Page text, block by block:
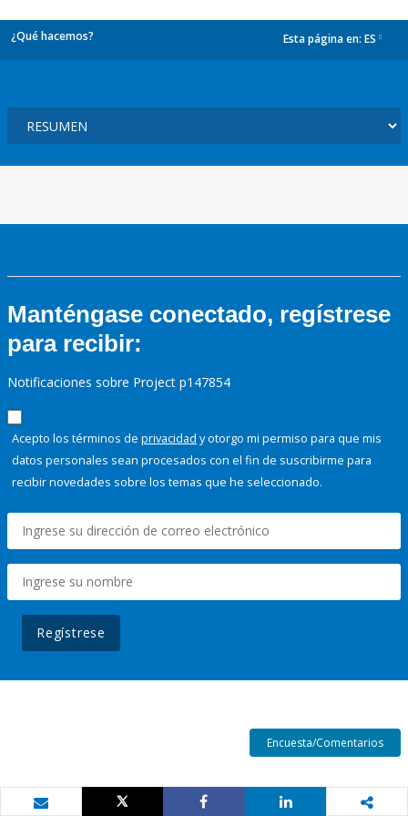
¿Qué hacemos? Esta página en: ES
Manténgase conectado, regístrese
para recibir:
Notificaciones sobre Project p147854
Acepto los términos de privacidad y otorgo mi permiso para que mis
datos personales sean procesados con el fin de suscribirme para
recibir novedades sobre los temas que he seleccionado.
Regístrese
Encuesta/Comentarios